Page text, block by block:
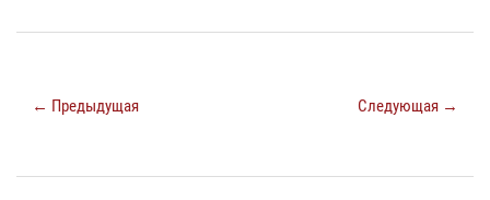
← Предыдущая Следующая →